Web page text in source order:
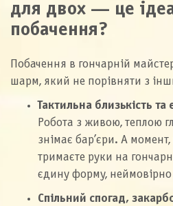
для двох — це
побачення?
Побачення в гончарній
шарм, який не порівняти з
Тактильна близькість та
Робота з живою, теплою
знімає бар’єри. А
тримаєте руки на
єдину форму,
Спільний спогад,